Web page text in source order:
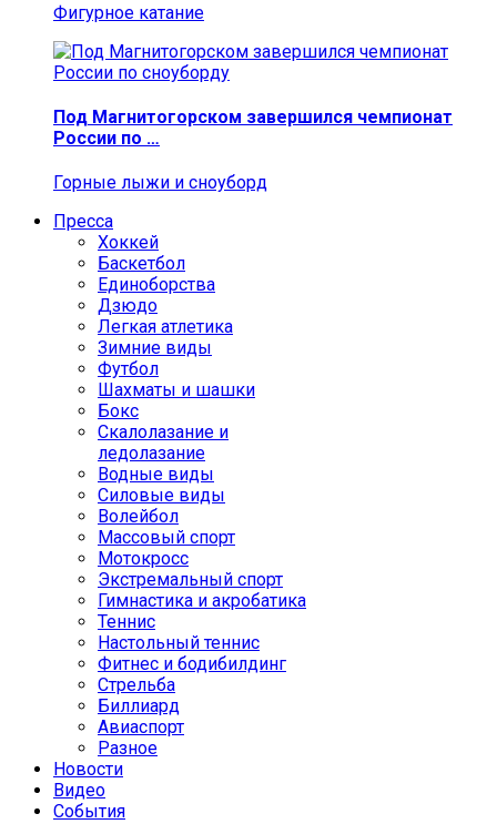
Фигурное катание
Под Магнитогорском завершился чемпионат
России по …
Горные лыжи и сноуборд
Пресса
Хоккей
Баскетбол
Единоборства
Дзюдо
Легкая атлетика
Зимние виды
Футбол
Шахматы и шашки
Бокс
Скалолазание и
ледолазание
Водные виды
Силовые виды
Волейбол
Массовый спорт
Мотокросс
Экстремальный спорт
Гимнастика и акробатика
Теннис
Настольный теннис
Фитнес и бодибилдинг
Стрельба
Биллиард
Авиаспорт
Разное
Новости
Видео
События